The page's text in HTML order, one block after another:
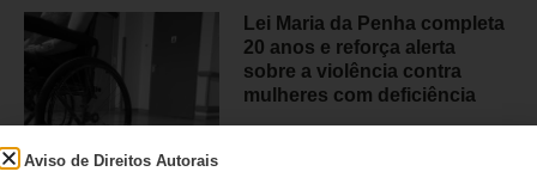
Lei Maria da Penha completa
20 anos e reforça alerta
sobre a violência contra
mulheres com deficiência
Aviso de Direitos Autorais